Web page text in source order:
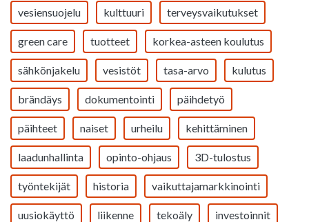
vesiensuojelu kulttuuri terveysvaikutukset
green care tuotteet korkea-asteen koulutus
sähkönjakelu vesistöt tasa-arvo kulutus
brändäys dokumentointi päihdetyö
päihteet naiset urheilu kehittäminen
laadunhallinta opinto-ohjaus 3D-tulostus
työntekijät historia vaikuttajamarkkinointi
uusiokäyttö liikenne tekoäly investoinnit